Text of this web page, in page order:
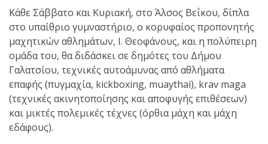
Με μεγάλη
επιτυχία
πραγματοποιήθηκε το
κλειστό σεμινάριο
Brazilian Jiu-Jitsu με τον
Grand Master Reyson
Κάθε Σάββατο και Κυριακή, στο Άλσος Βεΐκου, δίπλα
στο υπαίθριο γυμναστήριο, ο κορυφαίος προπονητής
μαχητικών αθλημάτων, Ι. Θεοφάνους, και η πολύπειρη
ομάδα του, θα διδάσκει σε δημότες του Δήμου
Γαλατσίου, τεχνικές αυτοάμυνας από αθλήματα
επαφής (πυγμαχία, kickboxing, muaythai), krav maga
(τεχνικές ακινητοποίησης και αποφυγής επιθέσεων)
και μικτές πολεμικές τέχνες (όρθια μάχη και μάχη
εδάφους).